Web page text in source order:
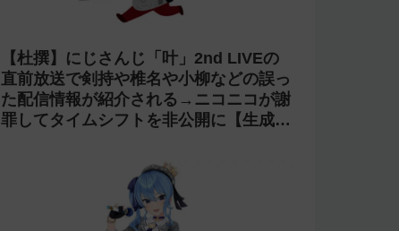
【杜撰】にじさんじ「叶」2nd LIVEの
直前放送で剣持や椎名や小柳などの誤っ
た配信情報が紹介される→ニコニコが謝
罪してタイムシフトを非公開に【生成